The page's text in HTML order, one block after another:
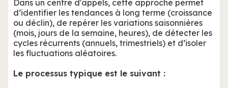
Dans un centre d'appels, cette approche permet
d’identifier les tendances à long terme (croissance
ou déclin), de repérer les variations saisonnières
(mois, jours de la semaine, heures), de détecter les
cycles récurrents (annuels, trimestriels) et d’isoler
les fluctuations aléatoires.
Le processus typique est le suivant :